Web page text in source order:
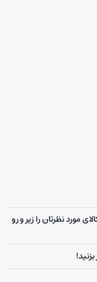
مورد نظرتان را زیر و رو